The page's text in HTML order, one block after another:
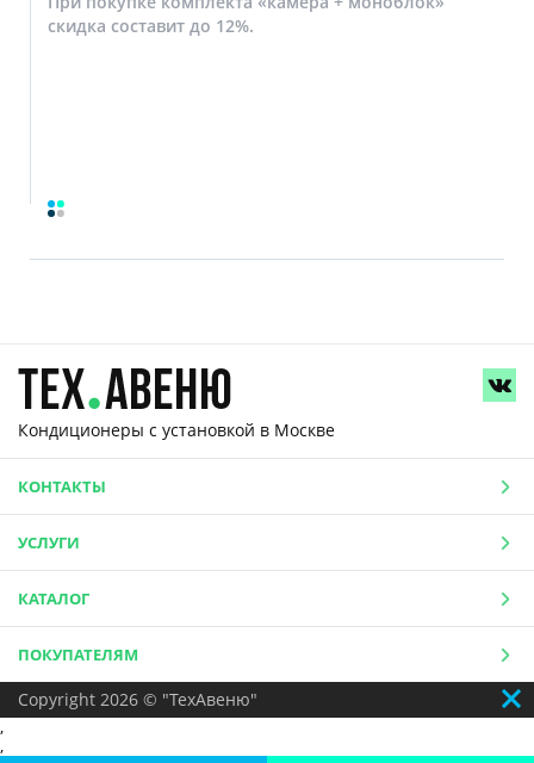
скидка составит до 12%.
Кондиционеры с установкой в Москве
КОНТАКТЫ
УСЛУГИ
КАТАЛОГ
ПОКУПАТЕЛЯМ
Copyright 2026 © "ТехАвеню"
,
,